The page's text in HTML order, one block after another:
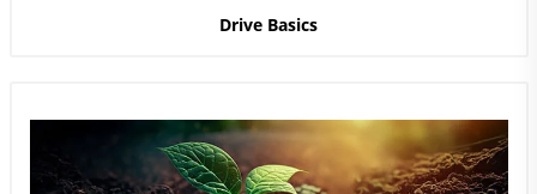
Drive Basics